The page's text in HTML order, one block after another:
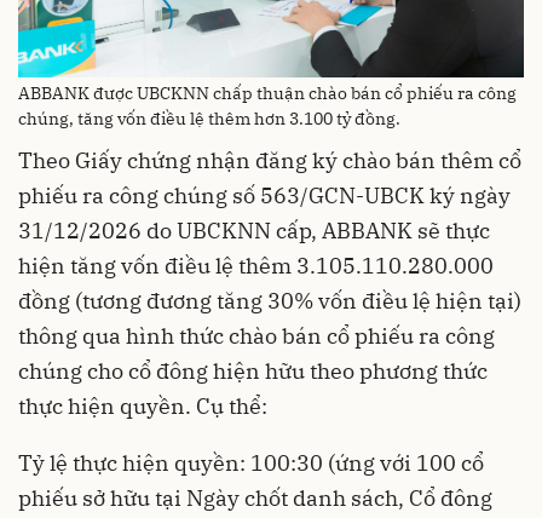
ABBANK được UBCKNN chấp thuận chào bán cổ phiếu ra công
chúng, tăng vốn điều lệ thêm hơn 3.100 tỷ đồng.
Theo Giấy chứng nhận đăng ký chào bán thêm cổ
phiếu ra công chúng số 563/GCN-UBCK ký ngày
31/12/2026 do UBCKNN cấp, ABBANK sẽ thực
hiện tăng vốn điều lệ thêm 3.105.110.280.000
đồng (tương đương tăng 30% vốn điều lệ hiện tại)
thông qua hình thức chào bán cổ phiếu ra công
chúng cho cổ đông hiện hữu theo phương thức
thực hiện quyền. Cụ thể:
Tỷ lệ thực hiện quyền: 100:30 (ứng với 100 cổ
phiếu sở hữu tại Ngày chốt danh sách, Cổ đông